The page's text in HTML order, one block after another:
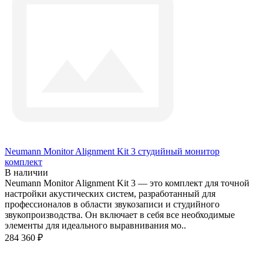
Neumann Monitor Alignment Kit 3 студийный монитор
комплект
В наличии
Neumann Monitor Alignment Kit 3 — это комплект для точной
настройки акустических систем, разработанный для
профессионалов в области звукозаписи и студийного
звукопроизводства. Он включает в себя все необходимые
элементы для идеального выравнивания мо..
284 360 ₽